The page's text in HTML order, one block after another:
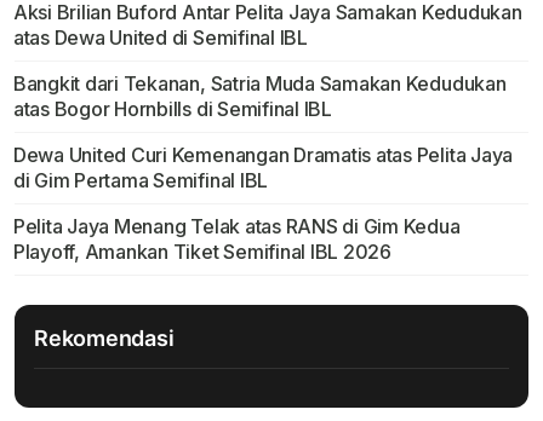
Aksi Brilian Buford Antar Pelita Jaya Samakan Kedudukan
atas Dewa United di Semifinal IBL
Bangkit dari Tekanan, Satria Muda Samakan Kedudukan
atas Bogor Hornbills di Semifinal IBL
Dewa United Curi Kemenangan Dramatis atas Pelita Jaya
di Gim Pertama Semifinal IBL
Pelita Jaya Menang Telak atas RANS di Gim Kedua
Playoff, Amankan Tiket Semifinal IBL 2026
Rekomendasi